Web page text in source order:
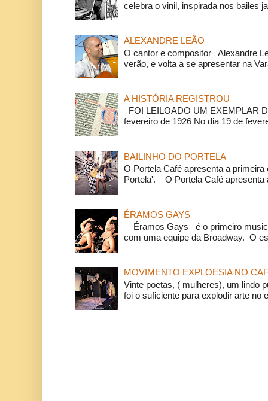
celebra o vinil, inspirada nos bailes
ALEXANDRE LEÃO
O cantor e compositor Alexandre
verão, e volta a se apresentar na
A HISTÓRIA REGISTROU
FOI LEILOADO UM EXEMPLAR
fevereiro de 1926 No dia 19 de
BAILINHO DO PORTELA
O Portela Café apresenta a
Portela'. O Portela Café apresenta
ÉRAMOS GAYS
Éramos Gays é o primeiro
com uma equipe da Broadway. O
MOVIMENTO EXPLOESIA NO
Vinte poetas, ( mulheres), um lindo
foi o suficiente para explodir arte no